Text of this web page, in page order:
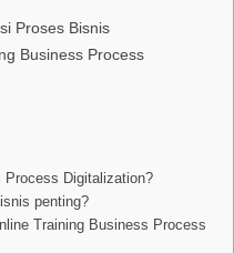
Proses Bisnis
Business Process
Digitalization?
penting?
Training Business Process